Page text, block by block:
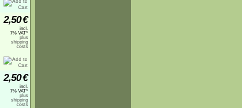
2,50€
incl.
7% VAT*
plus
shipping
costs
2,50€
incl.
7% VAT*
plus
shipping
costs